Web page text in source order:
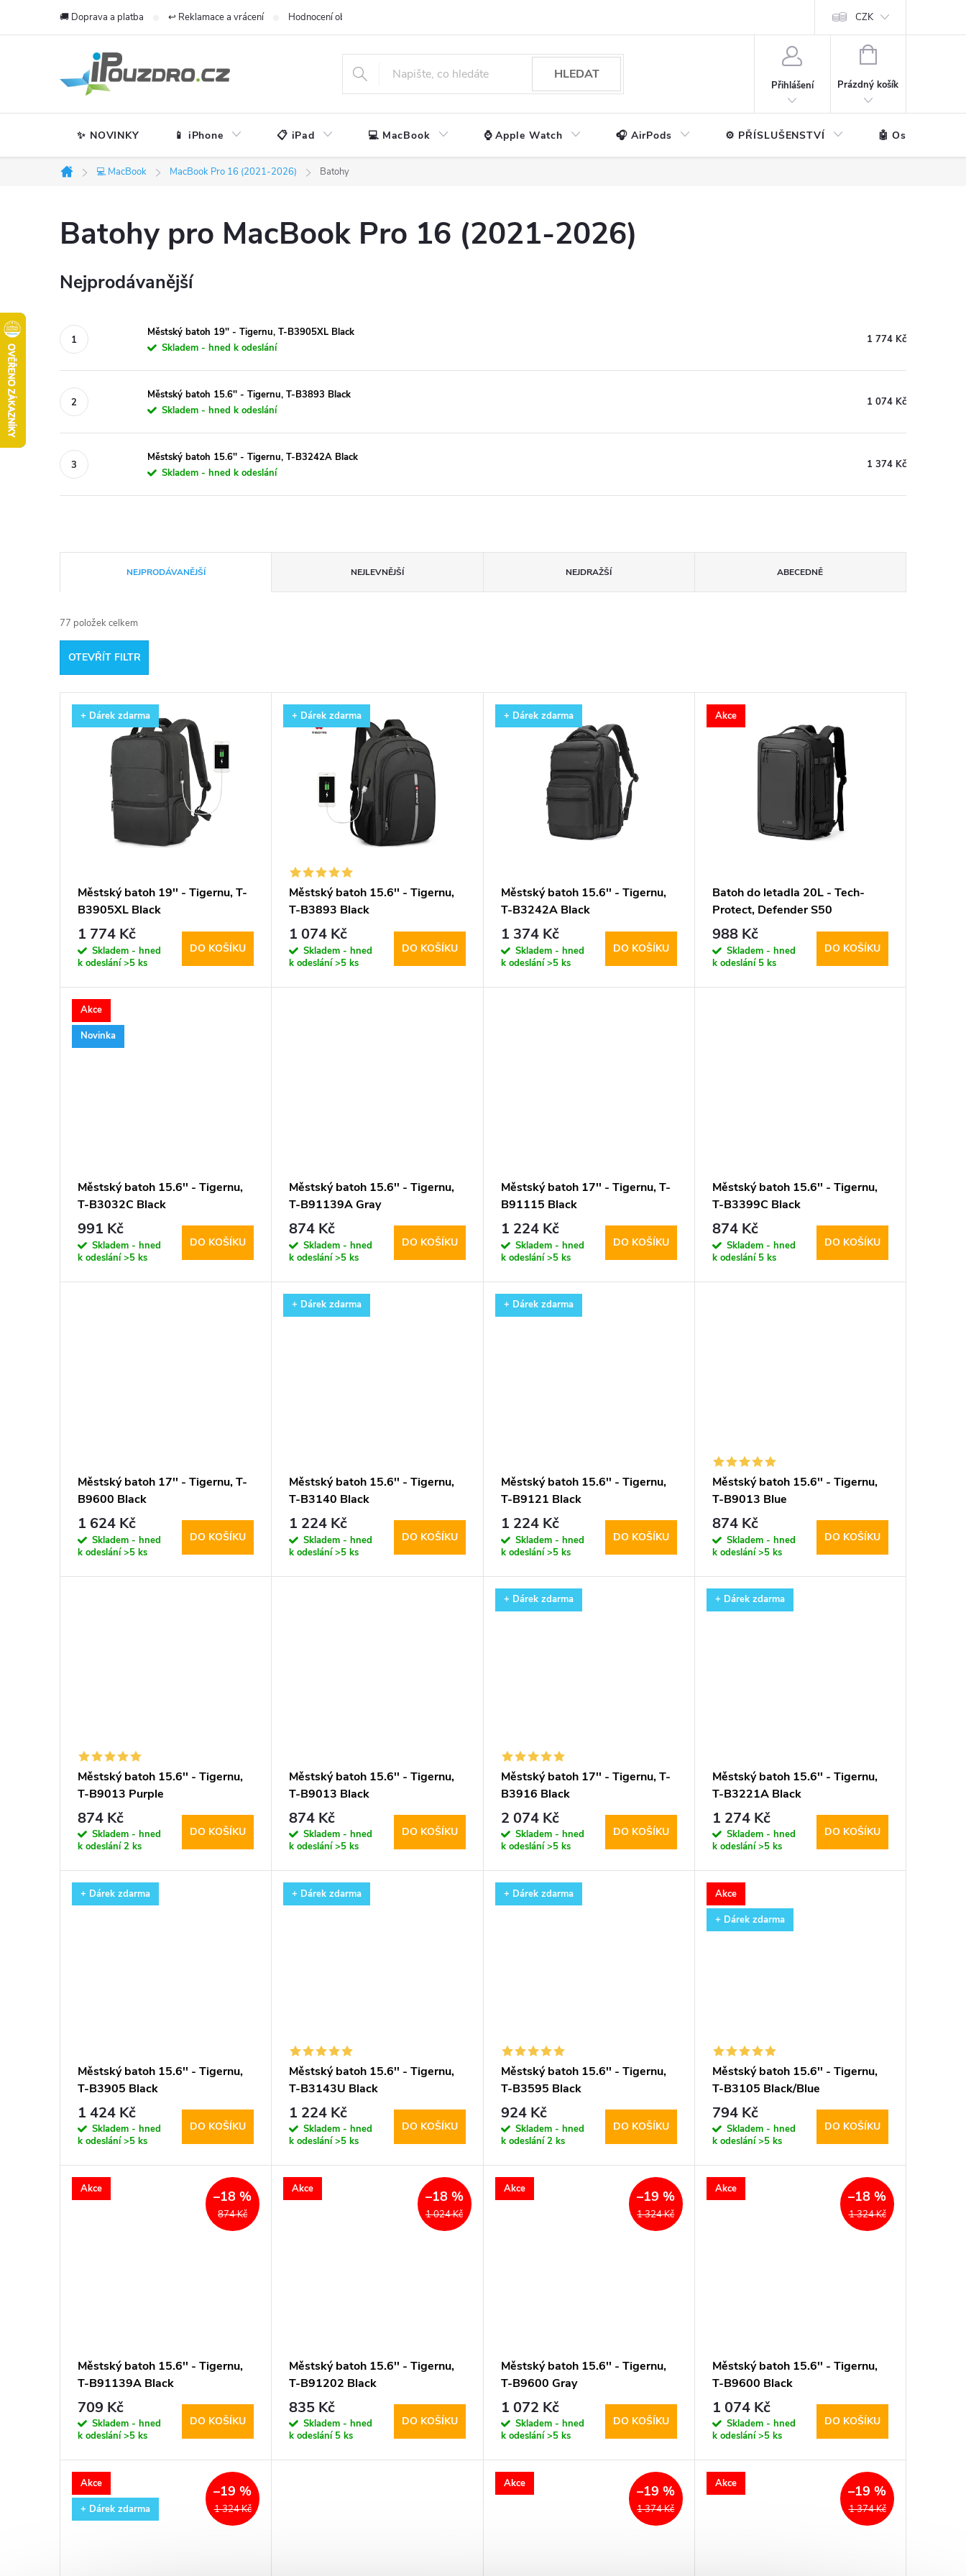
🚚 Doprava a platba ↩️ Reklamace a vrácení Hodnocení obchodu CZK
HLEDAT
Přihlášení
NÁKUPNÍ
Prázdný košík
✨ NOVINKY 📱 iPhone 📋 iPad 💻 MacBook ⌚ Apple Watch 🎧 AirPods ⚙️ PŘÍSLUŠENSTVÍ 🤖 Ostatní
Domů
💻 MacBook MacBook Pro 16 (2021-2026) Batohy
Batohy pro MacBook Pro 16 (2021-2026)
Nejprodávanější
Městský batoh 19'' - Tigernu, T-B3905XL Black
Skladem - hned k odeslání
1 774 Kč
Městský batoh 15.6'' - Tigernu, T-B3893 Black
Skladem - hned k odeslání
1 074 Kč
Městský batoh 15.6'' - Tigernu, T-B3242A Black
Skladem - hned k odeslání
1 374 Kč
a
z
e
n
t
ů
NEJPRODÁVANĚJŠÍ NEJLEVNĚJŠÍ NEJDRAŽŠÍ ABECEDNĚ
77 položek celkem
OTEVŘÍT FILTR
V
d
u
+ Dárek zdarma
Městský batoh 19'' - Tigernu, T-
B3905XL Black
1 774 Kč
Skladem - hned
k odeslání>5 ks
DO KOŠÍKU
+ Dárek zdarma
Městský batoh 15.6'' - Tigernu,
T-B3893 Black
1 074 Kč
Skladem - hned
k odeslání>5 ks
DO KOŠÍKU
+ Dárek zdarma
Městský batoh 15.6'' - Tigernu,
T-B3242A Black
1 374 Kč
Skladem - hned
k odeslání>5 ks
DO KOŠÍKU
Akce
Batoh do letadla 20L - Tech-
Protect, Defender S50
40x20x25 (RYANAIR &
WIZZAIR) Black
988 Kč
Skladem - hned
k odeslání 5 ks
DO KOŠÍKU
Akce
Novinka
Městský batoh 15.6'' - Tigernu,
T-B3032C Black
991 Kč
Skladem - hned
k odeslání>5 ks
DO KOŠÍKU
Městský batoh 15.6'' - Tigernu,
T-B91139A Gray
874 Kč
Skladem - hned
k odeslání>5 ks
DO KOŠÍKU
Městský batoh 17'' - Tigernu, T-
B91115 Black
1 224 Kč
Skladem - hned
k odeslání>5 ks
DO KOŠÍKU
Městský batoh 15.6'' - Tigernu,
T-B3399C Black
874 Kč
Skladem - hned
k odeslání 5 ks
DO KOŠÍKU
Městský batoh 17'' - Tigernu, T-
B9600 Black
1 624 Kč
Skladem - hned
k odeslání>5 ks
DO KOŠÍKU
+ Dárek zdarma
Městský batoh 15.6'' - Tigernu,
T-B3140 Black
1 224 Kč
Skladem - hned
k odeslání>5 ks
DO KOŠÍKU
+ Dárek zdarma
Městský batoh 15.6'' - Tigernu,
T-B9121 Black
1 224 Kč
Skladem - hned
k odeslání>5 ks
DO KOŠÍKU
Městský batoh 15.6'' - Tigernu,
T-B9013 Blue
874 Kč
Skladem - hned
k odeslání>5 ks
DO KOŠÍKU
Městský batoh 15.6'' - Tigernu,
T-B9013 Purple
874 Kč
Skladem - hned
k odeslání2 ks
DO KOŠÍKU
Městský batoh 15.6'' - Tigernu,
T-B9013 Black
874 Kč
Skladem - hned
k odeslání>5 ks
DO KOŠÍKU
+ Dárek zdarma
Městský batoh 17'' - Tigernu, T-
B3916 Black
2 074 Kč
Skladem - hned
k odeslání>5 ks
DO KOŠÍKU
+ Dárek zdarma
Městský batoh 15.6'' - Tigernu,
T-B3221A Black
1 274 Kč
Skladem - hned
k odeslání>5 ks
DO KOŠÍKU
+ Dárek zdarma
Městský batoh 15.6'' - Tigernu,
T-B3905 Black
1 424 Kč
Skladem - hned
k odeslání>5 ks
DO KOŠÍKU
+ Dárek zdarma
Městský batoh 15.6'' - Tigernu,
T-B3143U Black
1 224 Kč
Skladem - hned
k odeslání>5 ks
DO KOŠÍKU
+ Dárek zdarma
Městský batoh 15.6'' - Tigernu,
T-B3595 Black
924 Kč
Skladem - hned
k odeslání2 ks
DO KOŠÍKU
Akce
+ Dárek zdarma
Městský batoh 15.6'' - Tigernu,
T-B3105 Black/Blue
794 Kč
Skladem - hned
k odeslání>5 ks
DO KOŠÍKU
Akce
874 Kč
–18 %
Městský batoh 15.6'' - Tigernu,
T-B91139A Black
709 Kč
Skladem - hned
k odeslání>5 ks
DO KOŠÍKU
Akce
1 024 Kč
–18 %
Městský batoh 15.6'' - Tigernu,
T-B91202 Black
835 Kč
Skladem - hned
k odeslání 5 ks
DO KOŠÍKU
Akce
1 324 Kč
–19 %
Městský batoh 15.6'' - Tigernu,
T-B9600 Gray
1 072 Kč
Skladem - hned
k odeslání>5 ks
DO KOŠÍKU
Akce
1 324 Kč
–18 %
Městský batoh 15.6'' - Tigernu,
T-B9600 Black
1 074 Kč
Skladem - hned
k odeslání>5 ks
DO KOŠÍKU
Akce
+ Dárek zdarma
1 324 Kč
–19 % Akce
1 374 Kč
–19 % Akce
1 374 Kč
–19 %